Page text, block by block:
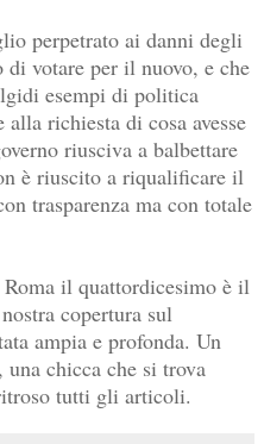
perpetrato ai danni degli
votare per il nuovo, e che
esempi di politica
richiesta di cosa avesse
riusciva a balbettare
è riuscito a riqualificare il
trasparenza ma con totale
il quattordicesimo è il
copertura sul
ampia e profonda. Un
chicca che si trova
tutti gli articoli.